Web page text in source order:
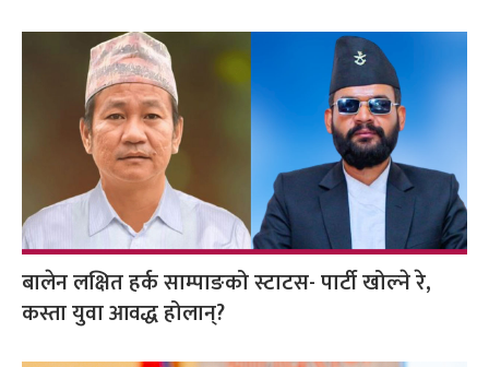
बालेन लक्षित हर्क साम्पाङको स्टाटस- पार्टी खोल्ने रे,
कस्ता युवा आवद्ध होलान्?